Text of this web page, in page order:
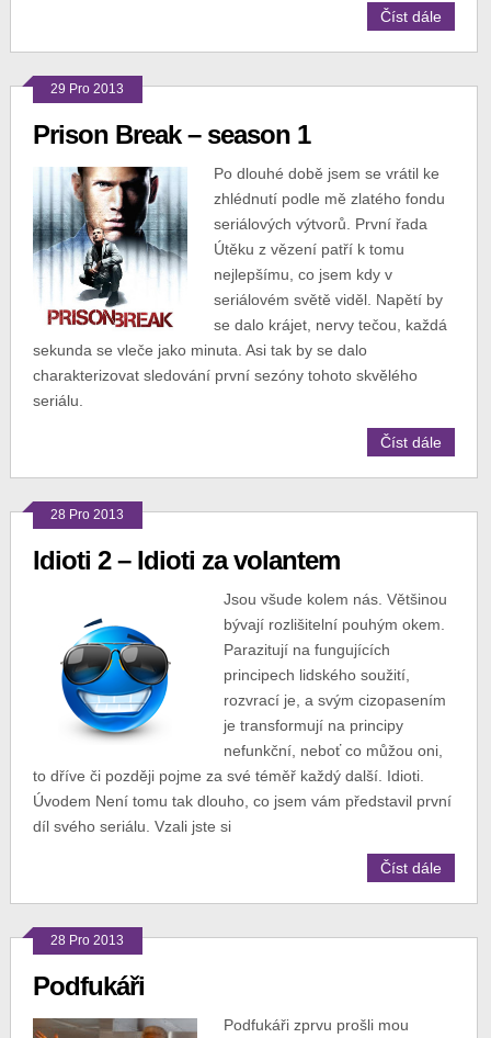
Číst dále
29 Pro 2013
Prison Break – season 1
Po dlouhé době jsem se vrátil ke
zhlédnutí podle mě zlatého fondu
seriálových výtvorů. První řada
Útěku z vězení patří k tomu
nejlepšímu, co jsem kdy v
seriálovém světě viděl. Napětí by
se dalo krájet, nervy tečou, každá
sekunda se vleče jako minuta. Asi tak by se dalo
charakterizovat sledování první sezóny tohoto skvělého
seriálu.
Číst dále
28 Pro 2013
Idioti 2 – Idioti za volantem
Jsou všude kolem nás. Většinou
bývají rozlišitelní pouhým okem.
Parazitují na fungujících
principech lidského soužití,
rozvrací je, a svým cizopasením
je transformují na principy
nefunkční, neboť co můžou oni,
to dříve či později pojme za své téměř každý další. Idioti.
Úvodem Není tomu tak dlouho, co jsem vám představil první
díl svého seriálu. Vzali jste si
Číst dále
28 Pro 2013
Podfukáři
Podfukáři zprvu prošli mou